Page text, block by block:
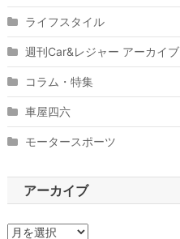
ライフスタイル
週刊Car&レジャー アーカイブ
コラム・特集
車屋四六
モータースポーツ
アーカイブ
ア